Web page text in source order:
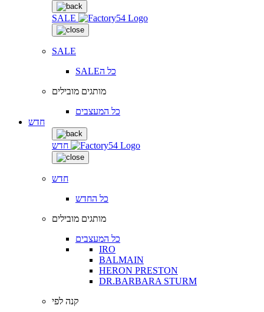
SALE
SALE
SALEכל ה
מותגים מובילים
כל המעצבים
חדש
חדש
חדש
כל החדש
מותגים מובילים
כל המעצבים
IRO
BALMAIN
HERON PRESTON
DR.BARBARA STURM
קנה לפי